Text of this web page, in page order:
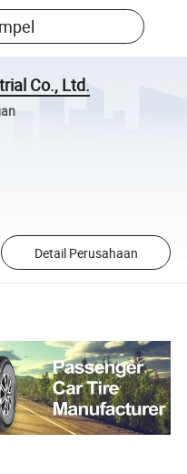
Co., Ltd.
Detail Perusahaan